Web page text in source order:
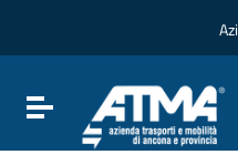
Vai al menu di navigazione
Vai al footer
Attiva / disattiva la